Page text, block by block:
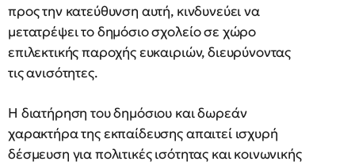
προς την κατεύθυνση αυτή, κινδυνεύει να
μετατρέψει το δημόσιο σχολείο σε χώρο
επιλεκτικής παροχής ευκαιριών, διευρύνοντας
τις ανισότητες.
Η διατήρηση του δημόσιου και δωρεάν
χαρακτήρα της εκπαίδευσης απαιτεί ισχυρή
δέσμευση για πολιτικές ισότητας και κοινωνικής